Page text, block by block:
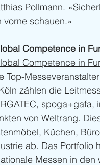
Pollmann.
schauen.»
Competence in
Competence in
Top-
zählen die
von Weltrang.
Küchen,
ab. Das Portfolio
Messen in